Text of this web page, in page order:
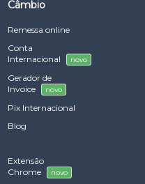
Câmbio
Remessa online
Conta
Internacional
novo
Gerador de
Invoice
novo
Pix Internacional
Blog
Extensão
Chrome
novo